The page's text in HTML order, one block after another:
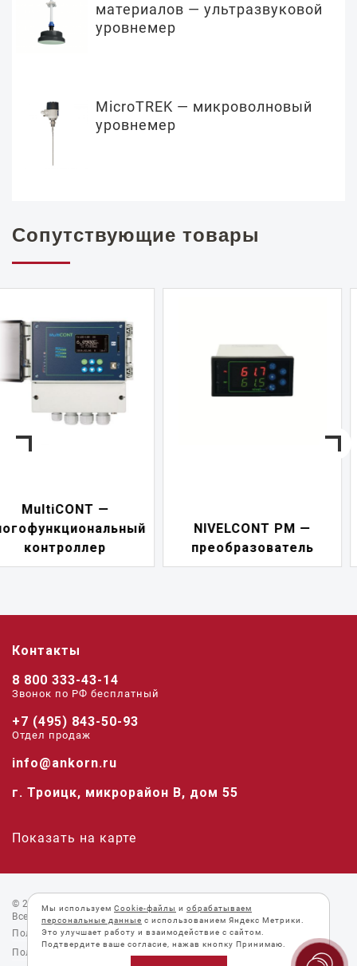
материалов — ультразвуковой
уровнемер
MicroTREK — микроволновый
уровнемер
Сопутствующие товары
NIVELCONT PM —
преобразователь
переключатель
Контакты
8 800 333-43-14
Звонок по РФ беcплатный
+7 (495) 843-50-93
Отдел продаж
info@ankorn.ru
г. Троицк, микрорайон В, дом 55
Показать на карте
© 2026 «Анкорн».
Все права защищены.
Пользовательское соглашение
Политика конфиденциальности
Мы используем Cookie-файлы и обрабатываем
персональные данные с использованием Яндекс Метрики.
Это улучшает работу и взаимодействие с сайтом.
Подтвердите ваше согласие, нажав кнопку Принимаю.